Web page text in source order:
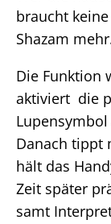
braucht
Shazam
Die Funktion
aktiviert die
Danach tippt
hält das
Zeit später
samt